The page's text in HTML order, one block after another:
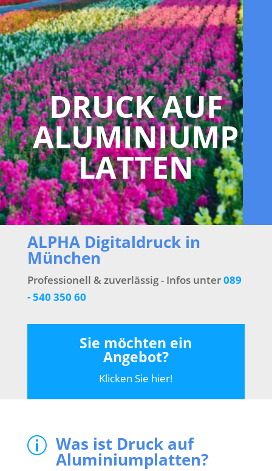
DRUCK AUF
ALUMINIUMP
LATTEN
ALPHA Digitaldruck in
München
Professionell & zuverlässig - Infos unter089
- 540 350 60
Sie möchten ein
Angebot?
Klicken Sie hier!
p Was ist Druck auf
Aluminiumplatten?